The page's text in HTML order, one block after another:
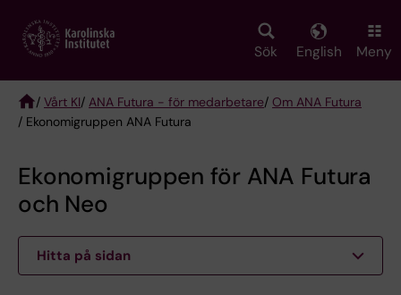
main
Sök English Meny
Breadcrumb
/ Vårt KI/ ANA Futura - för medarbetare/ Om ANA Futura
/ Ekonomigruppen ANA Futura
Ekonomigruppen för ANA Futura
och Neo
Hitta på sidan